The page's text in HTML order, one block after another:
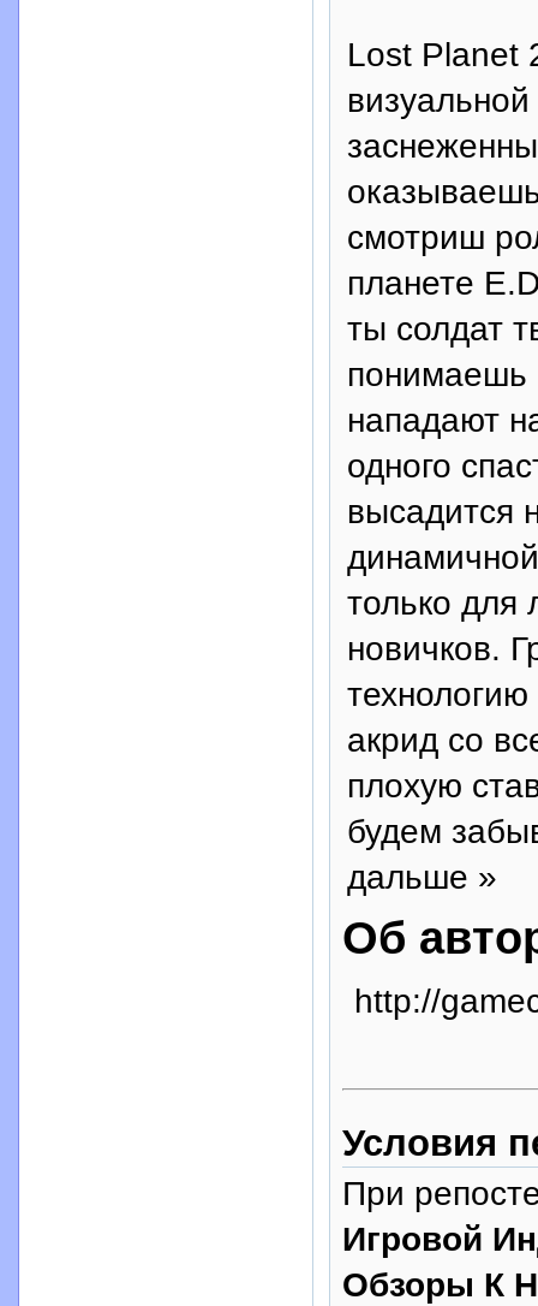
Lost Planet
смотриш
планете
ты солдат
понимаешь
нападают
одного
высадится
только для
новичков.
акрид со
плохую
будем
дальше »
Об
http://
Условия
При
Игровой
Обзоры К